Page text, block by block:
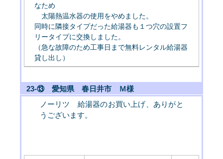
なため
太陽熱温水器の使用をやめました。
同時に隣接タイプだった給湯器も１つ穴の設置フ
リータイプに交換しました。
（急な故障のため工事日まで無料レンタル給湯器
貸し出し）
23-⑬ 愛知県 春日井市 Ｍ様
ノーリツ 給湯器のお買い上げ、ありがと
うございます。